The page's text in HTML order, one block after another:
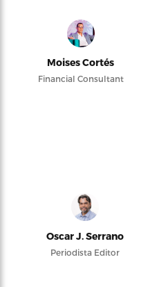
Moises Cortés
Financial Consultant
Oscar J. Serrano
Periodista Editor